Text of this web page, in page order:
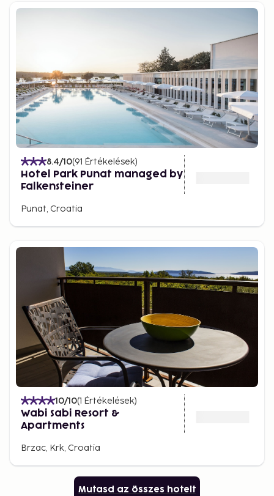
8.4/10(91 Értékelések)
Hotel Park Punat managed by
Falkensteiner
Punat, Croatia
10/10(1 Értékelések)
Wabi Sabi Resort &
Apartments
Brzac, Krk, Croatia
Mutasd az összes hotelt